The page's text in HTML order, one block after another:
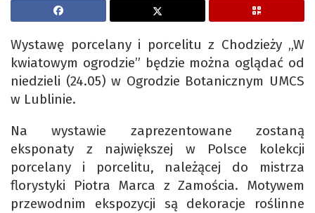
Wystawę porcelany i porcelitu z Chodzieży „W
kwiatowym ogrodzie” będzie można oglądać od
niedzieli (24.05) w Ogrodzie Botanicznym UMCS
w Lublinie.
Na wystawie zaprezentowane zostaną
eksponaty z największej w Polsce kolekcji
porcelany i porcelitu, należącej do mistrza
florystyki Piotra Marca z Zamościa. Motywem
przewodnim ekspozycji są dekoracje roślinne